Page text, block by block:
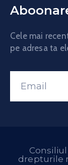
Cele mai
pe adresa ta
drepturile